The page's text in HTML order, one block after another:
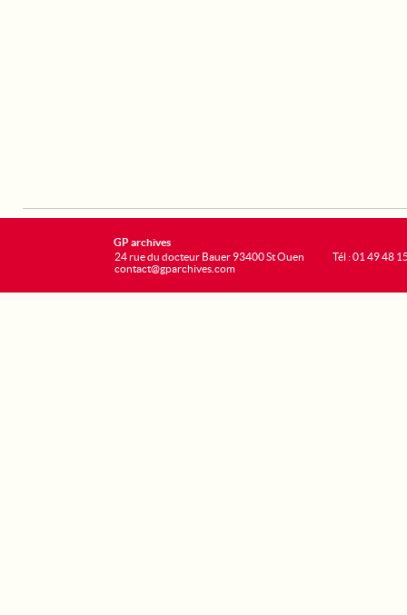
GP archives
24 rue du docteur Bauer 93400 St Ouen
contact@gparchives.com
Tél : 01 49 48